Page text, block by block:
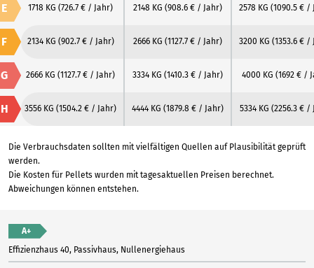
E 1718 KG (726.7 € / Jahr) 2148 KG (908.6 € / Jahr) 2578 KG (1090.5 € /
F 2134 KG (902.7 € / Jahr) 2666 KG (1127.7 € / Jahr) 3200 KG (1353.6 € /
G 2666 KG (1127.7 € / Jahr) 3334 KG (1410.3 € / Jahr) 4000 KG (1692 € /
H 3556 KG (1504.2 € / Jahr) 4444 KG (1879.8 € / Jahr) 5334 KG (2256.3 € /
Die Verbrauchsdaten sollten mit vielfältigen Quellen auf Plausibilität geprüft
werden.
Die Kosten für Pellets wurden mit tagesaktuellen Preisen berechnet.
Abweichungen können entstehen.
A+
Effizienzhaus 40, Passivhaus, Nullenergiehaus